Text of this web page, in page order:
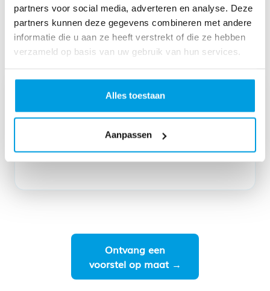
partners voor social media, adverteren en analyse. Deze
partners kunnen deze gegevens combineren met andere
informatie die u aan ze heeft verstrekt of die ze hebben
verzameld op basis van uw gebruik van hun services.
Alles toestaan
Aanpassen
Track & grow
Wij onderhandelen de beste tarieven, terwijl jij
focust op groei.
📈
Ontvang een
voorstel op maat →